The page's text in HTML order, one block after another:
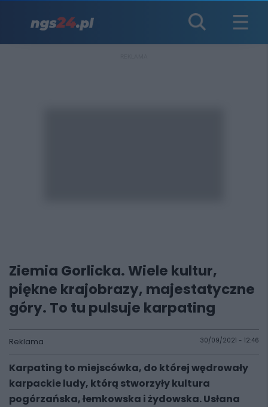
Ziemia Gorlicka. Wiele kultur,
piękne krajobrazy, majestatyczne
góry. To tu pulsuje karpating
Reklama 30/09/2021 - 12:46
Karpating to miejscówka, do której wędrowały
karpackie ludy, którą stworzyły kultura
pogórzańska, łemkowska i żydowska. Usłana